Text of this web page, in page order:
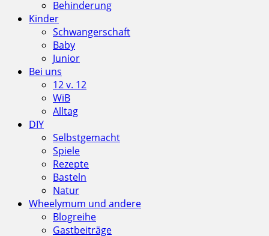
Behinderung
Kinder
Schwangerschaft
Baby
Junior
Bei uns
12 v. 12
WiB
Alltag
DIY
Selbstgemacht
Spiele
Rezepte
Basteln
Natur
Wheelymum und andere
Blogreihe
Gastbeiträge